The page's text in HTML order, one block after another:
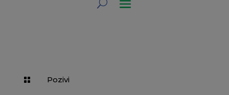
 Pozivi